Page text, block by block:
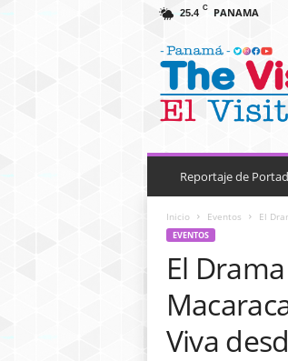
25.4 C PANAMA
i
o
Reportaje de
Inicio Eventos El
EVENTOS
El
Viva